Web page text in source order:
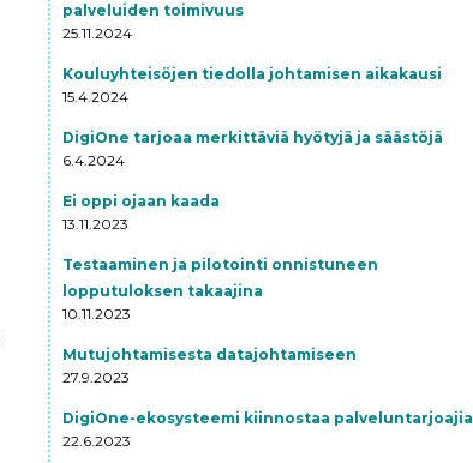
palveluiden toimivuus
25.11.2024
Kouluyhteisöjen tiedolla johtamisen aikakausi
15.4.2024
DigiOne tarjoaa merkittäviä hyötyjä ja säästöjä
6.4.2024
Ei oppi ojaan kaada
13.11.2023
Testaaminen ja pilotointi onnistuneen
lopputuloksen takaajina
10.11.2023
Mutujohtamisesta datajohtamiseen
27.9.2023
DigiOne-ekosysteemi kiinnostaa palveluntarjoajia
22.6.2023